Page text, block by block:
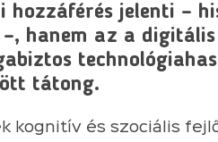
hozzáférés jelenti –
hanem az a digitális
tátong.
kognitív és szociális